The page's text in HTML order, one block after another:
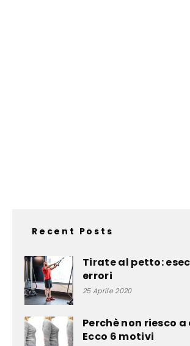
Recent Posts
Tirate al petto:
errori
25 Aprile 2020
Perchè non riesco
Ecco 6 motivi